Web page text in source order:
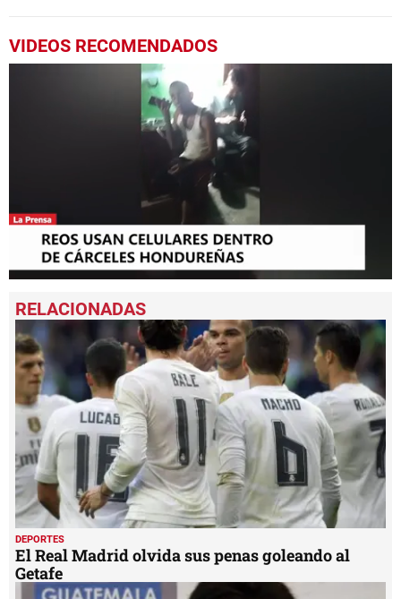
VIDEOS RECOMENDADOS
seconds
of
minutes,
6
seconds
DEPORTES
El Real Madrid olvida sus penas goleando al
Getafe